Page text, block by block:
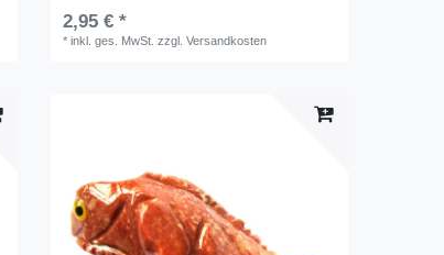
2,95 € *
*inkl. ges. MwSt. zzgl.Versandkosten